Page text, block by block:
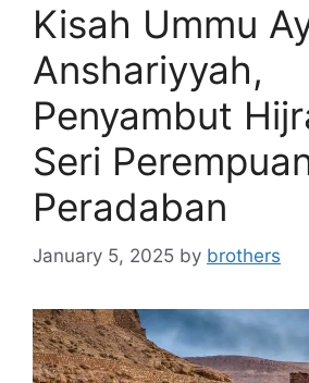
Kisah Ummu
Anshariyyah,
Penyambut
Seri
Peradaban
January 5, 2025 by brothers